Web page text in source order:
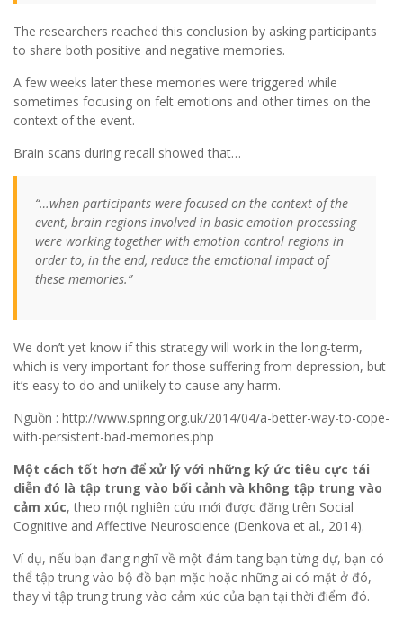
The researchers reached this conclusion by asking participants
to share both positive and negative memories.
A few weeks later these memories were triggered while
sometimes focusing on felt emotions and other times on the
context of the event.
Brain scans during recall showed that…
“…when participants were focused on the context of the
event, brain regions involved in basic emotion processing
were working together with emotion control regions in
order to, in the end, reduce the emotional impact of
these memories.”
We don’t yet know if this strategy will work in the long-term,
which is very important for those suffering from depression, but
it’s easy to do and unlikely to cause any harm.
Nguồn : http://www.spring.org.uk/2014/04/a-better-way-to-cope-
with-persistent-bad-memories.php
Một cách tốt hơn để xử lý với những ký ức tiêu cực tái
diễn đó là tập trung vào bối cảnh và không tập trung vào
cảm xúc, theo một nghiên cứu mới được đăng trên Social
Cognitive and Affective Neuroscience (Denkova et al., 2014).
Ví dụ, nếu bạn đang nghĩ về một đám tang bạn từng dự, bạn có
thể tập trung vào bộ đồ bạn mặc hoặc những ai có mặt ở đó,
thay vì tập trung trung vào cảm xúc của bạn tại thời điểm đó.